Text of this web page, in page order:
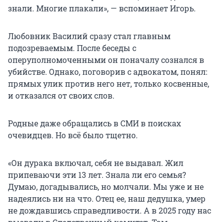
знали. Многие плакали», — вспоминает Игорь.
Любовник Василий сразу стал главным
подозреваемым. После беседы с
оперуполномоченными он поначалу сознался в
убийстве. Однако, поговорив с адвокатом, понял:
прямых улик против него нет, только косвенные,
и отказался от своих слов.
Родные даже обращались в СМИ в поисках
очевидцев. Но всё было тщетно.
«Он дурака включал, себя не выдавал. Жил
припеваючи эти 13 лет. Знала ли его семья?
Думаю, догадывались, но молчали. Мы уже и не
надеялись ни на что. Отец ее, наш дедушка, умер
не дождавшись справедливости. А в 2025 году нас